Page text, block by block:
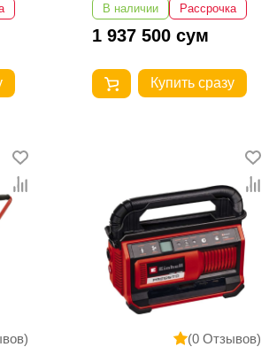
В наличии Рассрочка
1 937 500 сум
Купить сразу
(0 Отзывов)